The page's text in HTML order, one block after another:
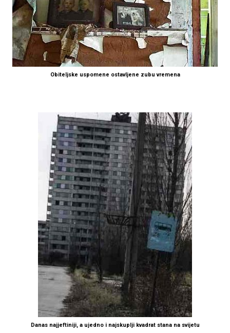
Obiteljske uspomene ostavljene zubu vremena
Danas najjeftiniji, a ujedno i najskuplji kvadrat stana na svijetu